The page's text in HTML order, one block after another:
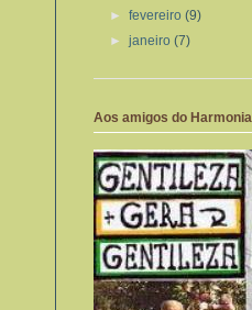
►fevereiro(9)
►janeiro(7)
Aos amigos do Harmonia